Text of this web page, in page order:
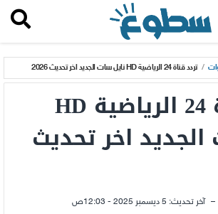
/ تردد قناة 24 الرياضية HD نايل سات الجديد اخر تحديث 2026
تردد قناة 24 الرياضية HD
اخر تحديث
– آخر تحديث: 5 ديسمبر 2025 - 12:03ص